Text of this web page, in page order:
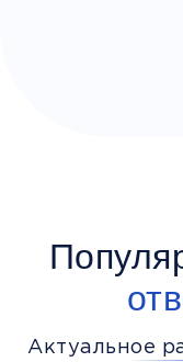
Актуальное